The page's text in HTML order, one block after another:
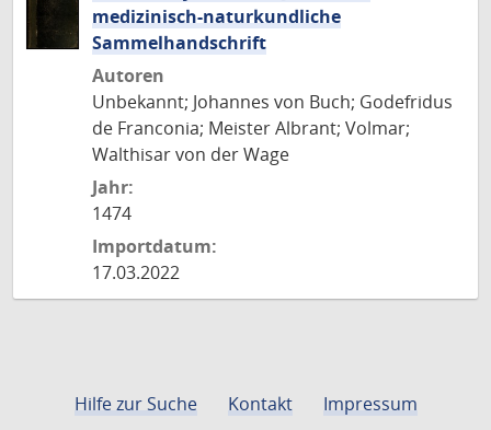
medizinisch-naturkundliche
Sammelhandschrift
Autoren
Unbekannt; Johannes von Buch; Godefridus
de Franconia; Meister Albrant; Volmar;
Walthisar von der Wage
Jahr:
1474
Importdatum:
17.03.2022
Hilfe zur Suche Kontakt
Impressum